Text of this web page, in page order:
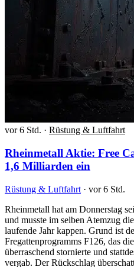
vor 6 Std. · Rüstung & Luftfahrt
Rheinmetall Aktie: Free
1,6 Milliarden ein
Rüstung & Luftfahrt · vor 6 Std.
Rheinmetall hat am Donnerstag
und musste im selben Atemzug
laufende Jahr kappen. Grund ist
Fregattenprogramms F126, das
überraschend stornierte und
vergab. Der Rückschlag